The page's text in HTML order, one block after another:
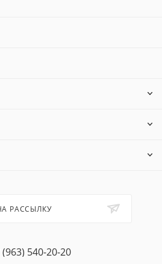
РАССЫЛКУ
(963) 540-20-20